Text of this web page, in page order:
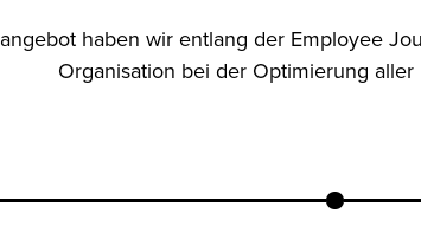
haben wir entlang der Employee
Organisation bei der Optimierung